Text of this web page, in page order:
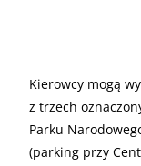
Kierowcy mogą
z trzech
Parku
(parking przy